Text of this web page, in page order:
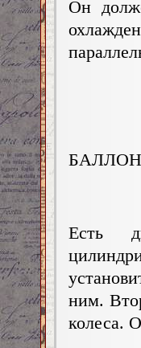
Он
БАЛЛОН
Есть
ним.
колеса.